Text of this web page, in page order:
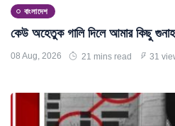
বাংলাদেশ
কেউ অহেতুক গালি দিলে আমার কিছু
08 Aug, 2026 21 mins read 31